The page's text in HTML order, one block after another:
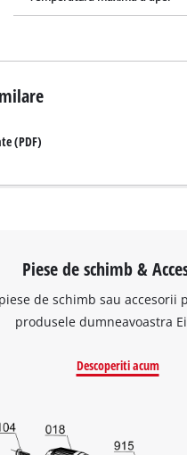
(PDF)
Piese de schimb &
de schimb sau accesorii
produsele dumneavoastra
Descoperiti acum